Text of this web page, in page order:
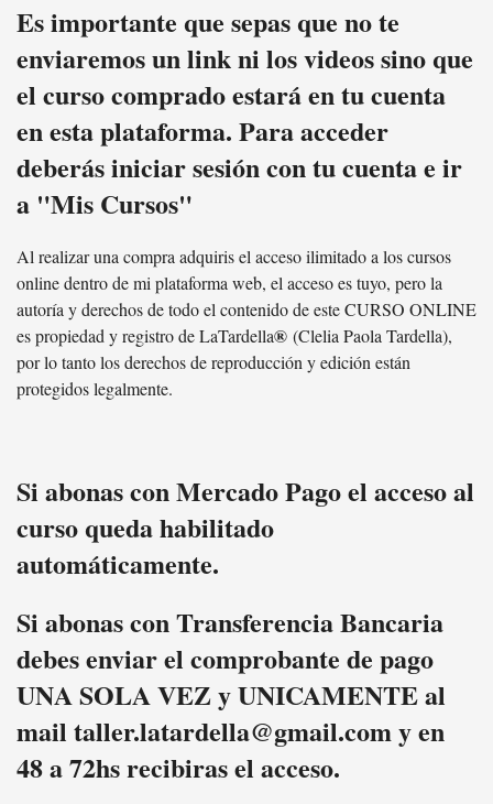
Es importante que sepas que no te
enviaremos un link ni los videos sino que
el curso comprado estará en tu cuenta
en esta plataforma. Para acceder
deberás iniciar sesión con tu cuenta e ir
a "Mis Cursos"
Al realizar una compra adquiris el acceso ilimitado a los cursos
online dentro de mi plataforma web, el acceso es tuyo, pero la
autoría y derechos de todo el contenido de este CURSO ONLINE
es propiedad y registro de LaTardella® (Clelia Paola Tardella),
por lo tanto los derechos de reproducción y edición están
protegidos legalmente.
Si abonas con Mercado Pago el acceso al
curso queda habilitado
automáticamente.
Si abonas con Transferencia Bancaria
debes enviar el comprobante de pago
UNA SOLA VEZ y UNICAMENTE al
mail taller.latardella@gmail.com y en
48 a 72hs recibiras el acceso.